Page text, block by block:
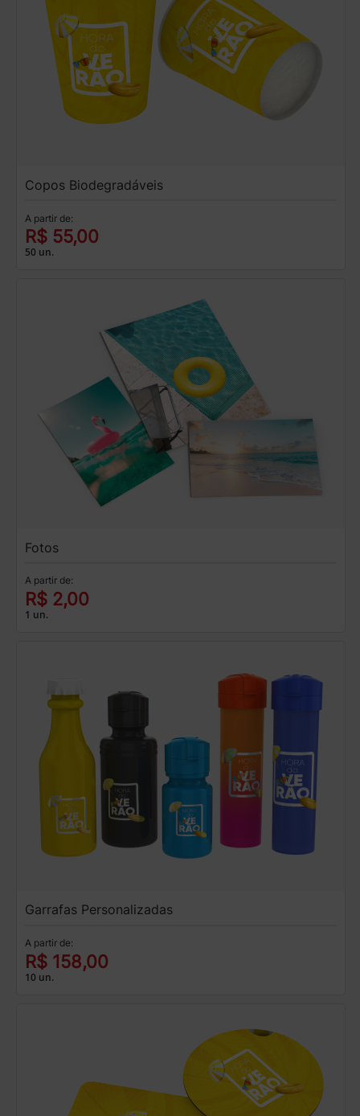
Copos Biodegradáveis
A partir de:
R$ 55,00
50 un.
Fotos
A partir de:
R$ 2,00
1 un.
Garrafas Personalizadas
A partir de:
R$ 158,00
10 un.